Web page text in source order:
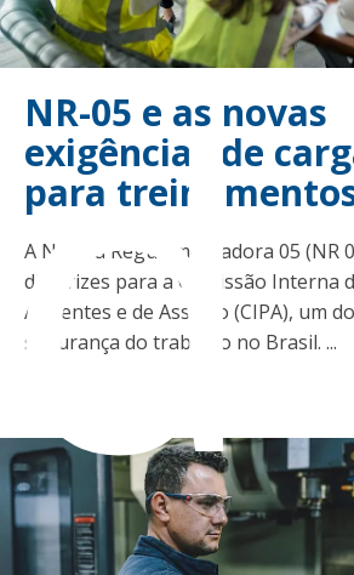
NR-05 e as novas
exigências de
para
A Norma Regulamentadora 05 (NR
diretrizes para a Comissão Interna
Acidentes e de Assédio (CIPA), um
segurança do trabalho no Brasil. ...